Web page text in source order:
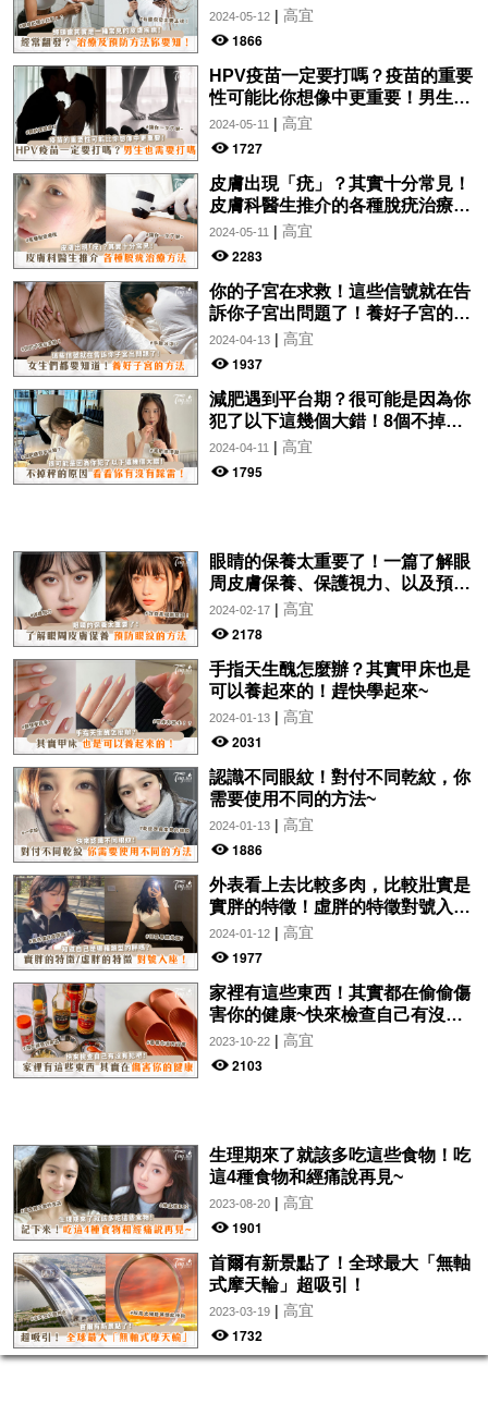
知！
2024-05-12| 高宜
1866
HPV疫苗一定要打嗎？疫苗的重要
性可能比你想像中更重要！男生也
需要打嗎？
2024-05-11 | 高宜
1727
皮膚出現「疣」？其實十分常見！
皮膚科醫生推介的各種脫疣治療方
法分析！讓你一文了解~
2024-05-11 | 高宜
2283
你的子宮在求救！這些信號就在告
訴你子宮出問題了！養好子宮的方
法，女生們都要知道！
2024-04-13| 高宜
1937
減肥遇到平台期？很可能是因為你
犯了以下這幾個大錯！8個不掉秤
的原因，看看你有沒有踩雷！
2024-04-11 | 高宜
1795
眼睛的保養太重要了！一篇了解眼
周皮膚保養、保護視力、以及預防
眼紋的方法~
2024-02-17| 高宜
2178
手指天生醜怎麼辦？其實甲床也是
可以養起來的！趕快學起來~
2024-01-13| 高宜
2031
認識不同眼紋！對付不同乾紋，你
需要使用不同的方法~
2024-01-13| 高宜
1886
外表看上去比較多肉，比較壯實是
實胖的特徵！虛胖的特徵對號入
座！
2024-01-12| 高宜
1977
家裡有這些東西！其實都在偷偷傷
害你的健康~快來檢查自己有沒有
犯吧！
2023-10-22| 高宜
2103
生理期來了就該多吃這些食物！吃
這4種食物和經痛說再見~
2023-08-20| 高宜
1901
首爾有新景點了！全球最大「無軸
式摩天輪」超吸引！
2023-03-19| 高宜
1732